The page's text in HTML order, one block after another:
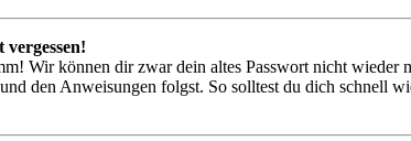
vergessen!
Wir können dir zwar dein altes Passwort nicht wieder
den Anweisungen folgst. So solltest du dich schnell